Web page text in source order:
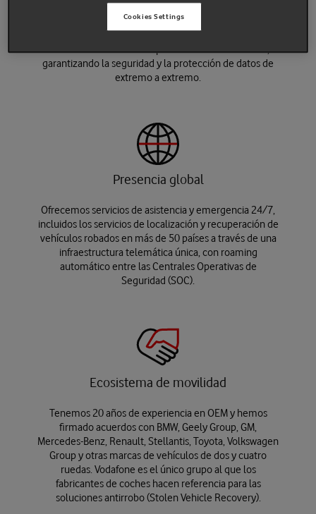
hardware hasta la asistencia, la localización y la
recuperación del vehículo en caso de robo, están
integradas. Tenemos nuestra SIM global integrada y
desarrollamos nuestras aplicaciones internamente,
garantizando la seguridad y la protección de datos de
extremo a extremo.
Presencia global
Ofrecemos servicios de asistencia y emergencia 24/7,
incluidos los servicios de localización y recuperación de
vehículos robados en más de 50 países a través de una
infraestructura telemática única, con roaming
automático entre las Centrales Operativas de
Seguridad (SOC).
Ecosistema de movilidad
Tenemos 20 años de experiencia en OEM y hemos
firmado acuerdos con BMW, Geely Group, GM,
Mercedes-Benz, Renault, Stellantis, Toyota, Volkswagen
Group y otras marcas de vehículos de dos y cuatro
ruedas. Vodafone es el único grupo al que los
fabricantes de coches hacen referencia para las
soluciones antirrobo (Stolen Vehicle Recovery).
Cookies Settings